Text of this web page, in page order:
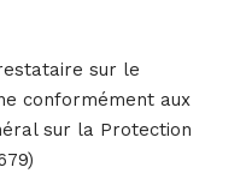
sur le
conformément aux
sur la Protection